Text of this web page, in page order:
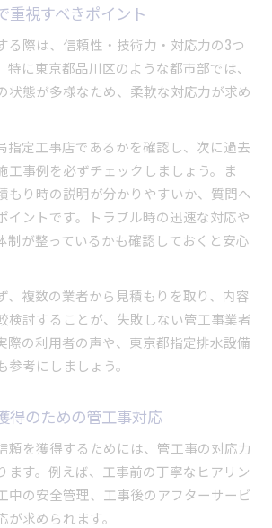
重視すべきポイント
る際は、信頼性・技術力・対応力の3つ
特に東京都品川区のような都市部では、
状態が多様なため、柔軟な対応力が求め
指定工事店であるかを確認し、次に過去
工事例を必ずチェックしましょう。ま
もり時の説明が分かりやすいか、質問へ
イントです。トラブル時の迅速な対応や
制が整っているかも確認しておくと安心
、複数の業者から見積もりを取り、内容
検討することが、失敗しない管工事業者
際の利用者の声や、東京都指定排水設備
考にしましょう。
得のための管工事対応
頼を獲得するためには、管工事の対応力
ます。例えば、工事前の丁寧なヒアリン
中の安全管理、工事後のアフターサービ
求められます。